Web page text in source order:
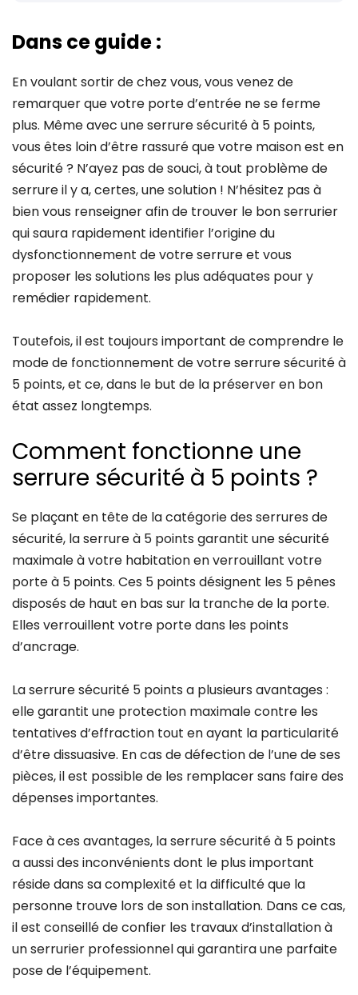
Dans ce guide :
En voulant sortir de chez vous, vous venez de
remarquer que votre porte d’entrée ne se ferme
plus. Même avec une serrure sécurité à 5 points,
vous êtes loin d’être rassuré que votre maison est en
sécurité ? N’ayez pas de souci, à tout problème de
serrure il y a, certes, une solution ! N’hésitez pas à
bien vous renseigner afin de trouver le bon serrurier
qui saura rapidement identifier l’origine du
dysfonctionnement de votre serrure et vous
proposer les solutions les plus adéquates pour y
remédier rapidement.
Toutefois, il est toujours important de comprendre le
mode de fonctionnement de votre serrure sécurité à
5 points, et ce, dans le but de la préserver en bon
état assez longtemps.
Comment fonctionne une
serrure sécurité à 5 points ?
Se plaçant en tête de la catégorie des serrures de
sécurité, la serrure à 5 points garantit une sécurité
maximale à votre habitation en verrouillant votre
porte à 5 points. Ces 5 points désignent les 5 pênes
disposés de haut en bas sur la tranche de la porte.
Elles verrouillent votre porte dans les points
d’ancrage.
La serrure sécurité 5 points a plusieurs avantages :
elle garantit une protection maximale contre les
tentatives d’effraction tout en ayant la particularité
d’être dissuasive. En cas de défection de l’une de ses
pièces, il est possible de les remplacer sans faire des
dépenses importantes.
Face à ces avantages, la serrure sécurité à 5 points
a aussi des inconvénients dont le plus important
réside dans sa complexité et la difficulté que la
personne trouve lors de son installation. Dans ce cas,
il est conseillé de confier les travaux d’installation à
un serrurier professionnel qui garantira une parfaite
pose de l’équipement.